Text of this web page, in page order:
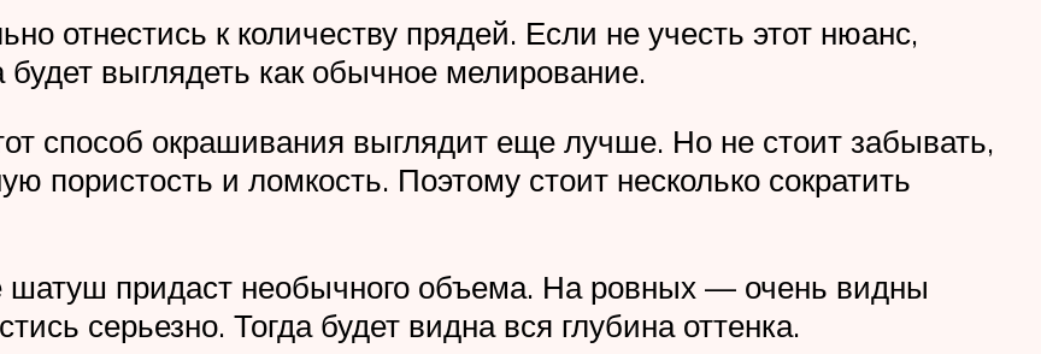
отнестись к количеству прядей. Если не учесть этот нюанс,
выглядеть как обычное мелирование.
способ окрашивания выглядит еще лучше. Но не стоит забывать,
пористость и ломкость. Поэтому стоит несколько сократить
придаст необычного объема. На ровных — очень видны
серьезно. Тогда будет видна вся глубина оттенка.